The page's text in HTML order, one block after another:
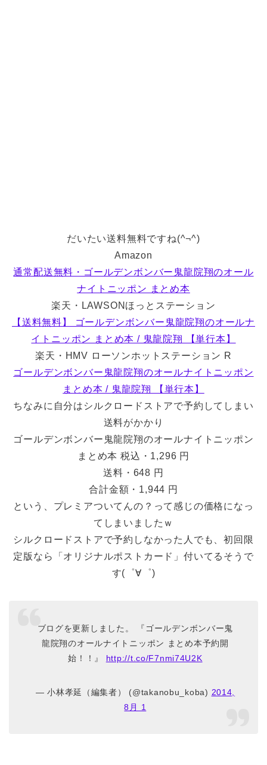
だいたい送料無料ですね(^¬^)
Amazon
通常配送無料・ゴールデンボンバー鬼龍院翔のオール
ナイトニッポン まとめ本
楽天・LAWSONほっとステーション
【送料無料】 ゴールデンボンバー鬼龍院翔のオールナ
イトニッポン まとめ本 / 鬼龍院翔 【単行本】
楽天・HMV ローソンホットステーション R
ゴールデンボンバー鬼龍院翔のオールナイトニッポン
まとめ本 / 鬼龍院翔 【単行本】
ちなみに自分はシルクロードストアで予約してしまい
送料がかかり
ゴールデンボンバー鬼龍院翔のオールナイトニッポン
まとめ本 税込・1,296 円
送料・648 円
合計金額・1,944 円
という、プレミアついてんの？って感じの価格になっ
てしまいましたｗ
シルクロードストアで予約しなかった人でも、初回限
定版なら「オリジナルポストカード」付いてるそうで
す(゜∀゜)
ブログを更新しました。 『ゴールデンボンバー鬼
龍院翔のオールナイトニッポン まとめ本予約開
始！！』 http://t.co/F7nmi74U2K
— 小林孝延（編集者） (@takanobu_koba) 2014,
8月 1